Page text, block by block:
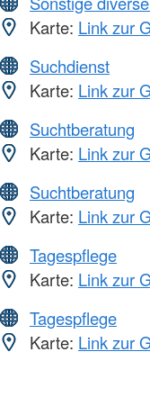
Karte: Link zur
Suchdienst
Karte: Link zur
Suchtberatung
Karte: Link zur
Suchtberatung
Karte: Link zur
Tagespflege
Karte: Link zur
Tagespflege
Karte: Link zur